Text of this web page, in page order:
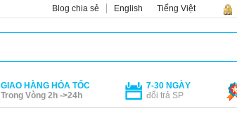
Blog chia sẻ English Tiếng Việt
GIAO HÀNG HỎA TỐC
Trong Vòng 2h ->24h
7-30 NGÀY
đổi trả SP